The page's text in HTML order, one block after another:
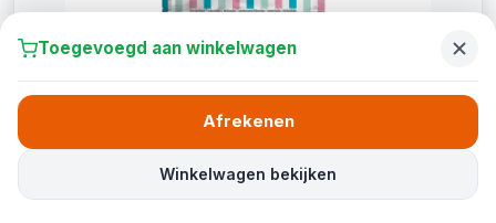
Toegevoegd aan winkelwagen
Winkelwagen bekijken
Afrekenen